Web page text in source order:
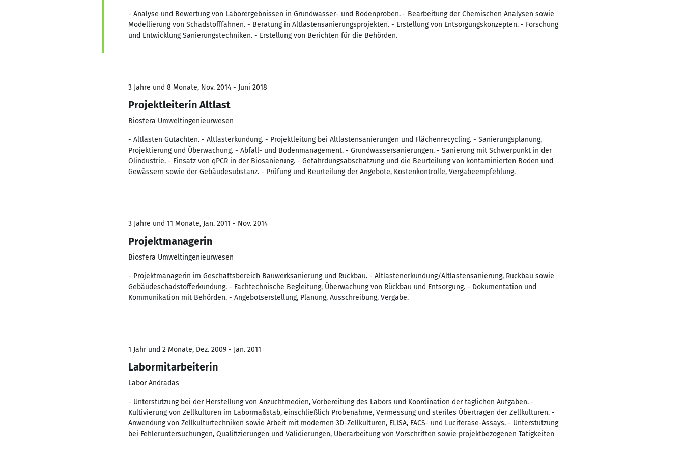
- Analyse und Bewertung von Laborergebnissen in Grundwasser- und Bodenproben. - Bearbeitung der Chemischen Analysen sowie
Modellierung von Schadstofffahnen. - Beratung in Altlastensanierungsprojekten. - Erstellung von Entsorgungskonzepten. - Forschung
und Entwicklung Sanierungstechniken. - Erstellung von Berichten für die Behörden.
3 Jahre und 8 Monate, Nov. 2014 - Juni 2018
Projektleiterin Altlast
Biosfera Umweltingenieurwesen
- Altlasten Gutachten. - Altlasterkundung. - Projektleitung bei Altlastensanierungen und Flächenrecycling. - Sanierungsplanung,
Projektierung und Überwachung. - Abfall- und Bodenmanagement. - Grundwassersanierungen. - Sanierung mit Schwerpunkt in der
Ölindustrie. - Einsatz von qPCR in der Biosanierung. - Gefährdungsabschätzung und die Beurteilung von kontaminierten Böden und
Gewässern sowie der Gebäudesubstanz. - Prüfung und Beurteilung der Angebote, Kostenkontrolle, Vergabeempfehlung.
3 Jahre und 11 Monate, Jan. 2011 - Nov. 2014
Projektmanagerin
Biosfera Umweltingenieurwesen
- Projektmanagerin im Geschäftsbereich Bauwerksanierung und Rückbau. - Altlastenerkundung/Altlastensanierung, Rückbau sowie
Gebäudeschadstofferkundung. - Fachtechnische Begleitung, Überwachung von Rückbau und Entsorgung. - Dokumentation und
Kommunikation mit Behörden. - Angebotserstellung, Planung, Ausschreibung, Vergabe.
1 Jahr und 2 Monate, Dez. 2009 - Jan. 2011
Labormitarbeiterin
Labor Andradas
- Unterstützung bei der Herstellung von Anzuchtmedien, Vorbereitung des Labors und Koordination der täglichen Aufgaben. -
Kultivierung von Zellkulturen im Labormaßstab, einschließlich Probenahme, Vermessung und steriles Übertragen der Zellkulturen. -
Anwendung von Zellkulturtechniken sowie Arbeit mit modernen 3D-Zellkulturen, ELISA, FACS- und Luciferase-Assays. - Unterstützung
bei Fehleruntersuchungen, Qualifizierungen und Validierungen, Überarbeitung von Vorschriften sowie projektbezogenen Tätigkeiten